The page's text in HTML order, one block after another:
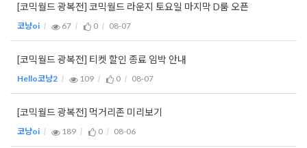
[코믹월드 광복전] 코믹월드 라운지 토요일 마지막 D룸 오픈
코냥oi 67 0 08-07
[코믹월드 광복전] 티켓 할인 종료 임박 안내
Hello코냥2 109 0 08-07
[코믹월드 광복전] 먹거리존 미리보기
코냥oi 189 0 08-06